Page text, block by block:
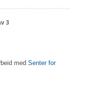
3
med Senter for